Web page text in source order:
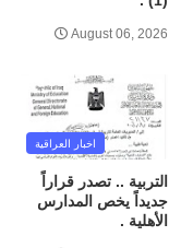
August 06, 2026
اخبار العراقية
التربية .. تصدر قراراً
جديداً يخص المدارس
الأهلية .